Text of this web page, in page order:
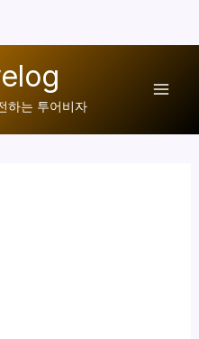
하는 투어비자